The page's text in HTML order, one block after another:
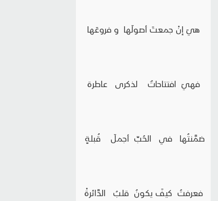
هيَ إنْ جمعتَ أصولَها و فروعَها
فهيَ افتتاحاتٌ لذكرى عاطرة
ضمَّنتُها في الحُبِّ أجملَ قُبلةٍ
فعرفتُ كيفَ يكونُ قلبُ الدَّائرةْ